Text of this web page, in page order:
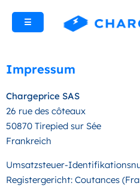
☰
Impressum
Chargeprice SAS
26 rue des côteaux
50870 Tirepied sur Sée
Frankreich
Umsatzsteuer-
Registergericht: Coutances